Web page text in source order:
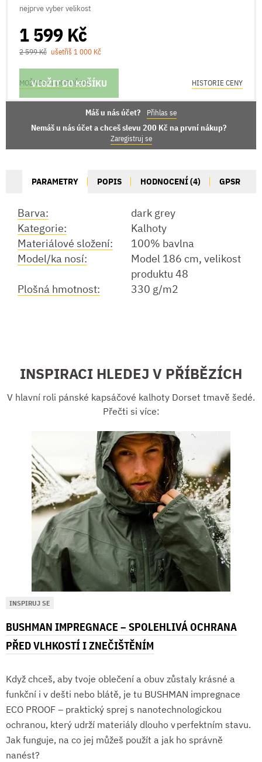
nejprve vyber velikost
1 599 Kč
2 599 Kč ušetříš 1 000 Kč
VLOŽIT DO KOŠÍKU
MOŽNOSTI DORUČENÍ HISTORIE CENY
Máš u nás účet? Přihlas se
Nemáš u nás účet a chceš slevu 200 Kč na první nákup?
Zaregistruj se
PARAMETRY POPIS HODNOCENÍ (4) GPSR
Barva:
dark grey
Kategorie:
Kalhoty
Materiálové složení:
100% bavlna
Model/ka nosí:
Model 186 cm, velikost
produktu 48
Plošná hmotnost:
330 g/m2
INSPIRACI HLEDEJ V PŘÍBĚZÍCH
V hlavní roli pánské kapsáčové kalhoty Dorset tmavě šedé.
Přečti si více:
INSPIRUJ SE
BUSHMAN IMPREGNACE – SPOLEHLIVÁ OCHRANA
PŘED VLHKOSTÍ I ZNEČIŠTĚNÍM
Když chceš, aby tvoje oblečení a obuv zůstaly krásné a
funkční i v dešti nebo blátě, je tu BUSHMAN impregnace
ECO PROOF – praktický sprej s nanotechnologickou
ochranou, který udrží materiály dlouho v perfektním stavu.
Jak funguje, na co jej můžeš použít a jak ho správně
nanést?